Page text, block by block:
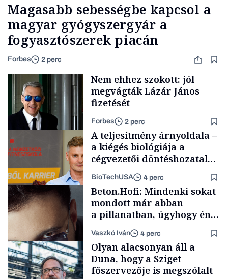
Magasabb sebességbe kapcsol a
magyar gyógyszergyár a
fogyasztószerek piacán
Forbes 2 perc
Politika
Nem ehhez szokott: jól
megvágták Lázár János
fizetését
Forbes 2 perc
Content Lab HUB
A teljesítmény árnyoldala –
a kiégés biológiája a
cégvezetői döntéshozatal
BioTechUSA 4 perc
Beton.Hofi: Mindenki sokat
mondott már abban
a pillanatban, úgyhogy én
a legsarkosabb
gondolataimat akartam
kimondani
Vaszkó Iván 4 perc
Olyan alacsonyan áll a
Duna, hogy a Sziget
főszervezője is megszólalt